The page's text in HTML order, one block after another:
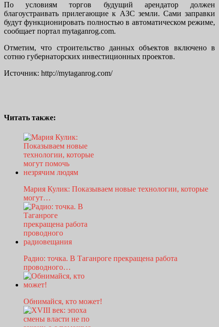
По условиям торгов будущий арендатор должен
благоустраивать прилегающие к АЗС земли. Сами заправки
будут функционировать полностью в автоматическом режиме,
сообщает портал mytaganrog.com.
Отметим, что строительство данных объектов включено в
сотню губернаторских инвестиционных проектов.
Источник: http://mytaganrog.com/
Читать также:
Мария Кулик: Показываем новые технологии, которые
могут…
Радио: точка. В Таганроге прекращена работа
проводного…
Обнимайся, кто может!